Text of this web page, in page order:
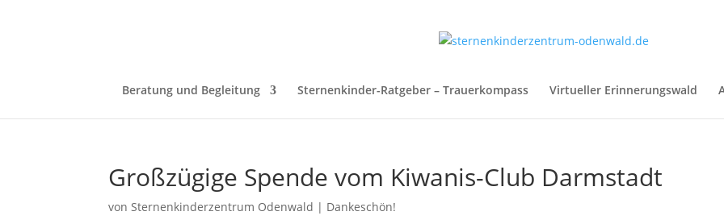
Beratung und Begleitung Sternenkinder-Ratgeber – Trauerkompass Virtueller Erinnerungswald
Großzügige Spende vom Kiwanis-Club Darmstadt
vonSternenkinderzentrum Odenwald | Dankeschön!